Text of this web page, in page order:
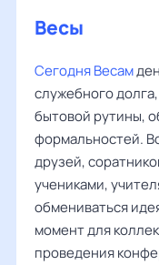
Весы
Сегодня Весам
служебного
бытовой рутины,
формальностей.
друзей,
учениками,
обмениваться
момент для
проведения